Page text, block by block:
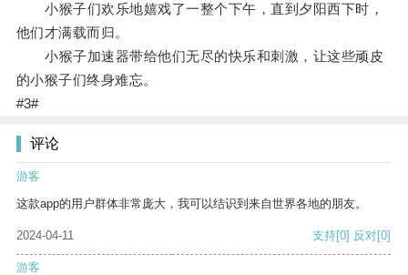
小猴子们欢乐地嬉戏了一整个下午，直到夕阳西下时，
他们才满载而归。
小猴子加速器带给他们无尽的快乐和刺激，让这些顽皮
的小猴子们终身难忘。
#3#
评论
游客
这款app的用户群体非常庞大，我可以结识到来自世界各地的朋友。
2024-04-11 支持[0] 反对[0]
游客